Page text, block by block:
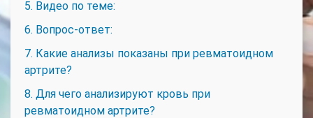
5. Видео по теме:
6. Вопрос-ответ:
7. Какие анализы показаны при ревматоидном
артрите?
8. Для чего анализируют кровь при
ревматоидном артрите?